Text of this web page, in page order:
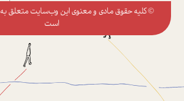
© کلیه حقوق مادی و معنوی این وب‌سایت متعلق به
است